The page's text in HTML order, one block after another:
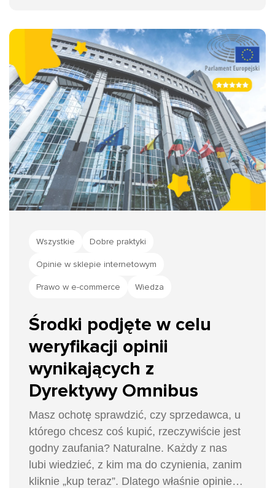
Wszystkie Dobre praktyki
Opinie w sklepie internetowym
Prawo w e-commerce Wiedza
Środki podjęte w celu
weryfikacji opinii
wynikających z
Dyrektywy Omnibus
Masz ochotę sprawdzić, czy sprzedawca, u
którego chcesz coś kupić, rzeczywiście jest
godny zaufania? Naturalne. Każdy z nas
lubi wiedzieć, z kim ma do czynienia, zanim
kliknie „kup teraz”. Dlatego właśnie opinie